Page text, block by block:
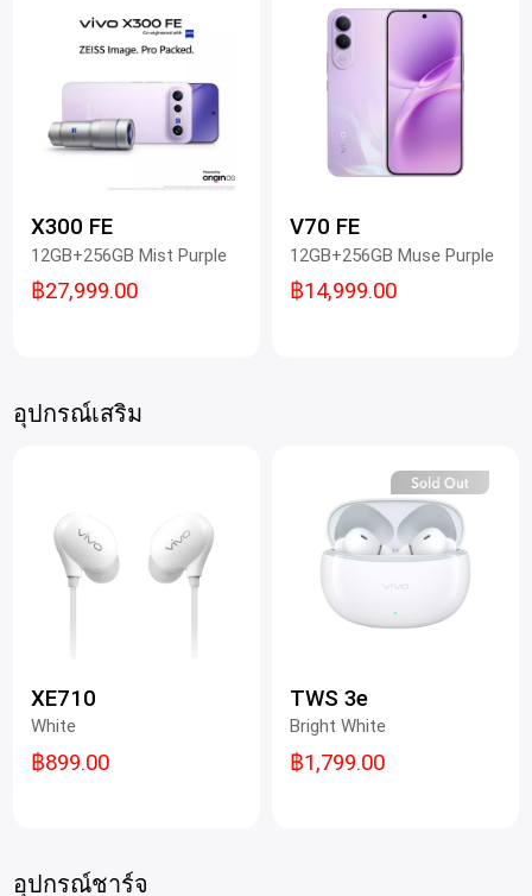
X300 FE
12GB+256GB Mist Purple
฿27,999.00
V70 FE
12GB+256GB Muse Purple
฿14,999.00
อุปกรณ์เสริม
XE710
White
฿899.00
TWS 3e
Bright White
฿1,799.00
อุปกรณ์ชาร์จ